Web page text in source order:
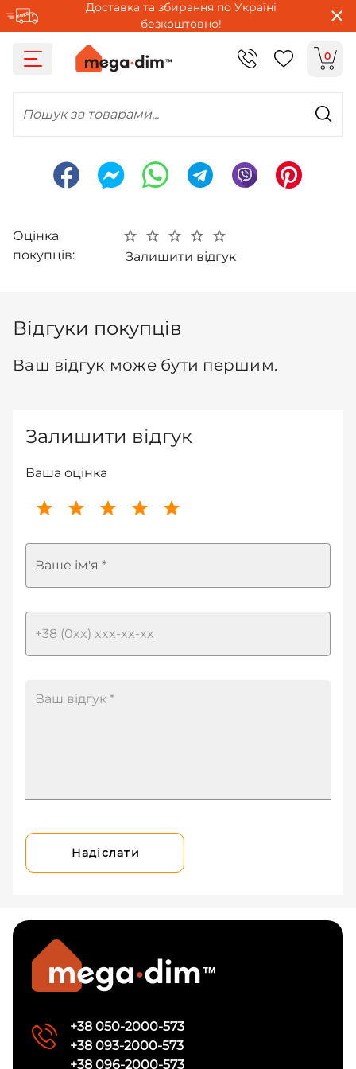
Доставка та збирання по Україні
безкоштовно!
0
Пошук за товарами...
Оцінка
покупців:
Залишити відгук
Відгуки покупців
Ваш відгук може бути першим.
Залишити відгук
Ваша оцінка
Ваше ім'я *
Надіслати
+38 050-2000-573
+38 093-2000-573
+38 096-2000-573